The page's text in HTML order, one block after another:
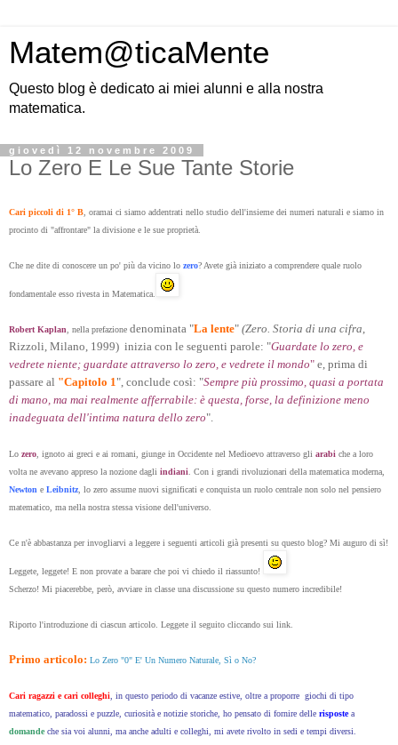
Matem@ticaMente
Questo blog è dedicato ai miei alunni e alla nostra
matematica.
giovedì 12 novembre 2009
Lo Zero E Le Sue Tante Storie
Cari piccoli di 1° B , oramai ci siamo addentrati nello studio dell'insieme dei numeri naturali e siamo in
procinto di "affrontare" la divisione e le sue proprietà.
Che ne dite di conoscere un po' più da vicino lo zero? Avete già iniziato a comprendere quale ruolo
fondamentale esso rivesta in Matematica.
Robert Kaplan , nella prefazione denominata "La lente" (Zero. Storia di una cifra
Rizzoli, Milano, 1999) inizia con le seguenti parole: "Guardate lo zero, e
vedrete niente; guardate attraverso lo zero, e vedrete il mondo" e, prima di
passare al "Capitolo 1 ", conclude così: "Sempre più prossimo, quasi a portata
di mano, ma mai realmente afferrabile: è questa, forse, la definizione meno
inadeguata dell'intima natura dello zero".
Lo zero , ignoto ai greci e ai romani, giunge in Occidente nel Medioevo attraverso gli arabi che a loro
volta ne avevano appreso la nozione dagli indiani . Con i grandi rivoluzionari della matematica moderna,
Newton e Leibnitz, lo zero assume nuovi significati e conquista un ruolo centrale non solo nel pensiero
matematico, ma nella nostra stessa visione dell'universo.
Ce n'è abbastanza per invogliarvi a leggere i seguenti articoli già presenti su questo blog? Mi auguro di sì!
Leggete, leggete! E non provate a barare che poi vi chiedo il riassunto!
Scherzo! Mi piacerebbe, però, avviare in classe una discussione su questo numero incredibile!
Riporto l'introduzione di ciascun articolo. Leggete il seguito cliccando sui link.
Primo articolo: Lo Zero "0" E' Un Numero Naturale, Sì o No?
Cari ragazzi e cari colleghi , in questo periodo di vacanze estive, oltre a proporre giochi di tipo
matematico, paradossi e puzzle, curiosità e notizie storiche, ho pensato di fornire delle rispostea
domande che sia voi alunni, ma anche adulti e colleghi, mi avete rivolto in sedi e tempi diversi.